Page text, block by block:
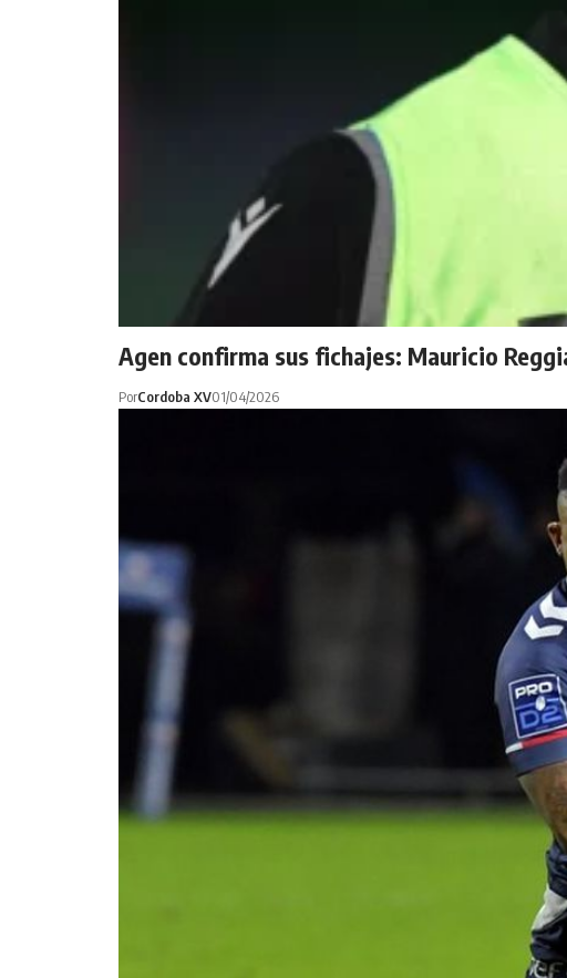
Agen confirma sus fichajes: Mauricio
PorCordoba XV01/04/2026